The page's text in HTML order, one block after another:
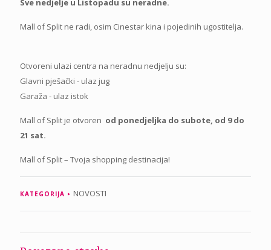
Sve nedjelje u Listopadu su neradne.
Mall of Split ne radi, osim Cinestar kina i pojedinih ugostitelja.
Otvoreni ulazi centra na neradnu nedjelju su:
Glavni pješački - ulaz jug
Garaža - ulaz istok
Mall of Split je otvoren od ponedjeljka do subote, od 9 do
21 sat.
Mall of Split – Tvoja shopping destinacija!
KATEGORIJA NOVOSTI